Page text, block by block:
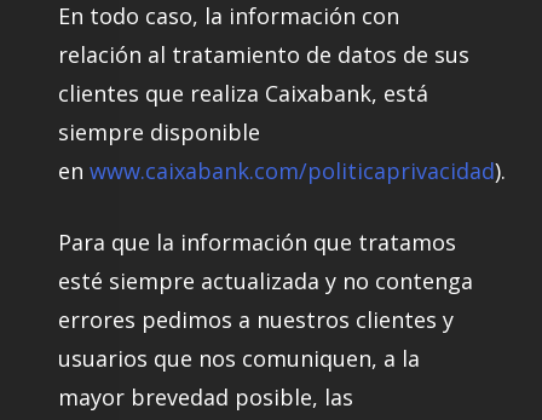
En todo caso, la información con
relación al tratamiento de datos de sus
clientes que realiza Caixabank, está
siempre disponible
en www.caixabank.com/politicaprivacidad).
Para que la información que tratamos
esté siempre actualizada y no contenga
errores pedimos a nuestros clientes y
usuarios que nos comuniquen, a la
mayor brevedad posible, las